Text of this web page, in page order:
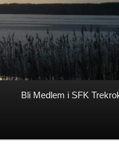
Bli Medlem i SFK